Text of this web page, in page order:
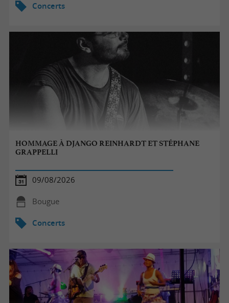
Concerts
HOMMAGE À DJANGO REINHARDT ET STÉPHANE
GRAPPELLI
09/08/2026
Bougue
Concerts